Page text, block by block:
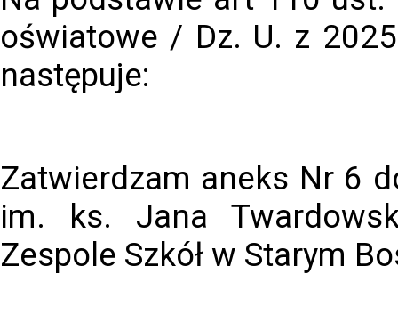
oświatowe / Dz. U. z
następuje:
Zatwierdzam aneks Nr 6
im. ks. Jana
Zespole Szkół w Starym